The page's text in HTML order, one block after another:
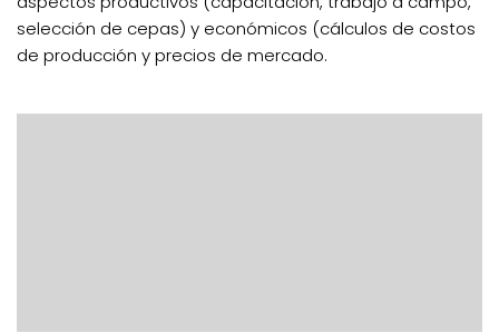
selección de cepas) y económicos (cálculos de costos
de producción y precios de mercado.